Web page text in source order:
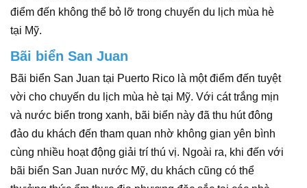
điểm đến không thể bỏ lỡ trong chuyến du lịch mùa hè
tại Mỹ.
Bãi biển San Juan
Bãi biển San Juan tại Puerto Rico là một điểm đến tuyệt
vời cho chuyến du lịch mùa hè tại Mỹ. Với cát trắng mịn
và nước biển trong xanh, bãi biển này đã thu hút đông
đảo du khách đến tham quan nhờ không gian yên bình
cùng nhiều hoạt động giải trí thú vị. Ngoài ra, khi đến với
bãi biển San Juan nước Mỹ, du khách cũng có thể